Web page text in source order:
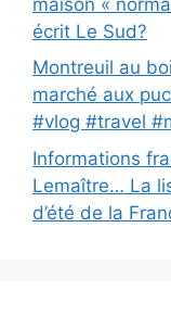
écrit Le Sud?
Montreuil au
marché aux
#vlog #travel
Informations
Lemaître… La
d’été de la